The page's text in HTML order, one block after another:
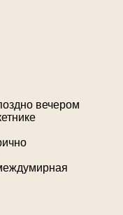
вечером